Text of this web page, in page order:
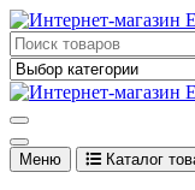
Перейти
к
содержимому
Edupress Uzbekistan,
английском языке
английском языке
Меню Каталог